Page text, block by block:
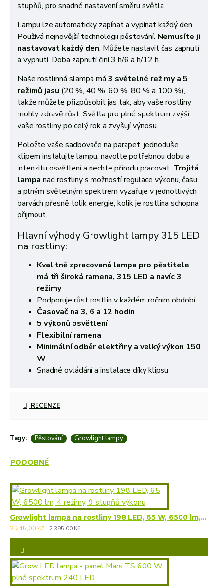
stupňů, pro snadné nastavení směru světla.
Lampu lze automaticky zapínat a vypínat každý den.
Používá nejnovější technologii pěstování. Nemusíte ji
nastavovat každý den. Můžete nastavit čas zapnutí
a vypnutí. Doba zapnutí činí 3 h/6 a h/12 h.
Naše rostlinná slampa má 3 světelné režimy a 5
režimů jasu (20 %, 40 %, 60 %, 80 % a 100 %),
takže můžete přizpůsobit jas tak, aby vaše rostliny
mohly zdravě růst. Světla pro plné spektrum zvýší
vaše rostliny po celý rok a zvyšují výnosu.
Položte vaše sadbovače na parapet, jednoduše
klipem instalujte lampu, navolte potřebnou dobu a
intenzitu osvětlení a nechte přírodu pracovat. Trojitá
lampa nad rostliny s možností regulace výkonu, času
a plným světelným spektrem vyzařuje v jednotlivých
barvách přesně tolik energie, kolik je rostlina schopna
přijmout.
Hlavní výhody Growlight lampy 315 LED
na rostliny:
Kvalitně zpracovaná lampa pro pěstitele
má tři široká ramena, 315 LED a navíc 3
režimy
Podporuje růst rostlin v každém ročním období
Časovač na 3, 6 a 12 hodin
5 výkonů osvětlení
Flexibilní ramena
Minimální odběr elektřiny a velký výkon 150
W
Snadné ovládání a instalace díky klipsu
RECENZE
Tagy: Pěstování Growlight lampy
PODOBNÉ
Growlight lampa na rostliny 198 LED, 65 W, 6500 lm, 4 režimy, 9 stupňů výkonu
2 245,00 Kč
2 395,00 Kč